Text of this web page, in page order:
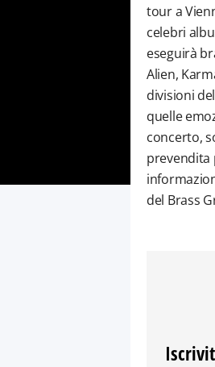
tour a
celebri
eseguirà
Alien,
divisioni
quelle
concerto,
prevendita
del Brass